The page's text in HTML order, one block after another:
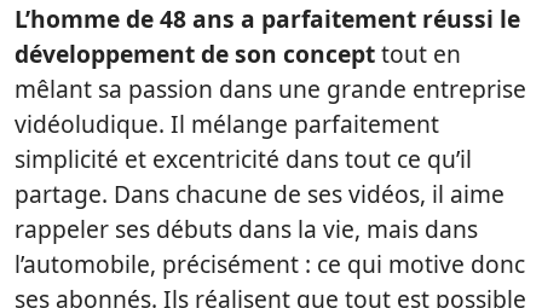
L’homme de 48 ans a parfaitement réussi le
développement de son concepttout en
mêlant sa passion dans une grande entreprise
vidéoludique. Il mélange parfaitement
simplicité et excentricité dans tout ce qu’il
partage. Dans chacune de ses vidéos, il aime
rappeler ses débuts dans la vie, mais dans
l’automobile, précisément : ce qui motive donc
ses abonnés. Ils réalisent que tout est possible